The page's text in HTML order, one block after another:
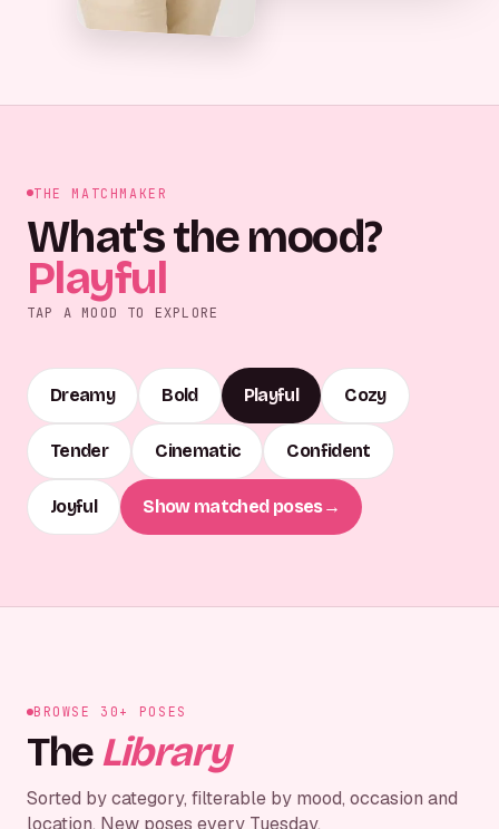
THE MATCHMAKER
What's the mood?
Playful
TAP A MOOD TO EXPLORE
Dreamy Bold Playful Cozy
Tender Cinematic Confident
Joyful Show matched poses→
BROWSE 30+ POSES
TheLibrary
Sorted by category, filterable by mood, occasion and
location. New poses every Tuesday.